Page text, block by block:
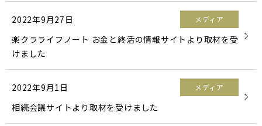
2022年9月27日 メディア
楽クラライフノート お金と終活の情報サイトより取材を受
けました
2022年9月1日 メディア
相続会議サイトより取材を受けました